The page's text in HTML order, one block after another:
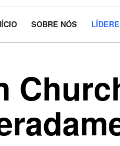
SOBRE NÓS